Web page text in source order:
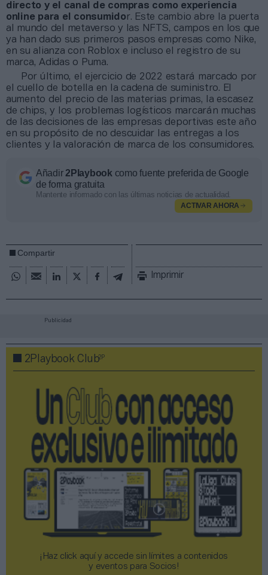
directo y el canal de compras como experiencia
online para el consumido r. Este cambio abre la puerta
al mundo del metaverso y las NFTS, campos en los que
ya han dado sus primeros pasos empresas como Nike,
en su alianza con Roblox e incluso el registro de su
marca, Adidas o Puma.
Por último, el ejercicio de 2022 estará marcado por
el cuello de botella en la cadena de suministro. El
aumento del precio de las materias primas, la escasez
de chips, y los problemas logísticos marcarán muchas
de las decisiones de las empresas deportivas este año
en su propósito de no descuidar las entregas a los
clientes y la valoración de marca de los consumidores.
Añadir2Playbook como fuente preferida de Google
de forma gratuita
Mantente informado con las últimas noticias de actualidad.
ACTIVAR AHORA
Compartir
Imprimir
Publicidad
2Playbook Club2P
¡Haz click aquí y accede sin límites a contenidos
y eventos para Socios!​​​​​​​